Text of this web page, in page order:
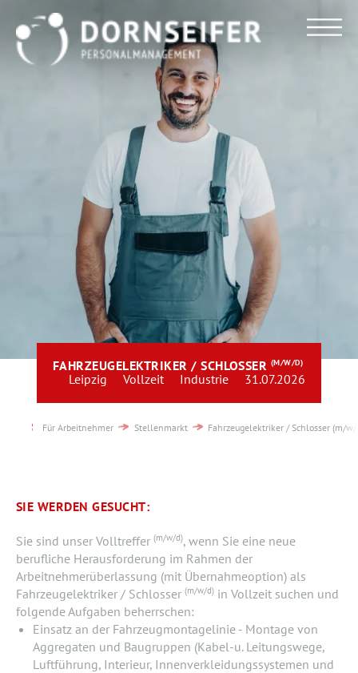
FAHRZEUGELEKTRIKER / SCHLOSSER (M/W/D)
Leipzig Vollzeit Industrie 31.07.2026
Für Arbeitnehmer Stellenmarkt Fahrzeugelektriker / Schlosser (m/w/
SIE WERDEN GESUCHT:
Sie sind unser Volltreffer (m/w/d), wenn Sie eine neue
berufliche Herausforderung im Rahmen der
Arbeitnehmerüberlassung (mit Übernahmeoption) als
Fahrzeugelektriker / Schlosser (m/w/d) in Vollzeit suchen und
folgende Aufgaben beherrschen:
Einsatz an der Fahrzeugmontagelinie - Montage von
Aggregaten und Baugruppen (Kabel-u. Leitungswege,
Luftführung, Interieur, Innenverkleidungssystemen und
Für Arbeitnehmer
Für Unternehmen
Dornseifer DNA
Referenzen
Stellenmarkt
Blog
Team